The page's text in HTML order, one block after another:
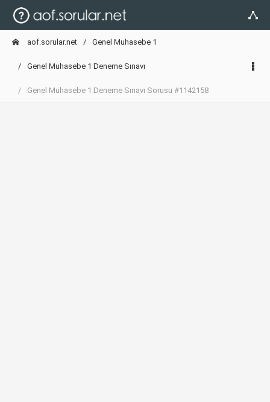
aof.sorular.net Genel Muhasebe 1
Genel Muhasebe 1 Deneme Sınavı
Genel Muhasebe 1 Deneme Sınavı Sorusu #1142158